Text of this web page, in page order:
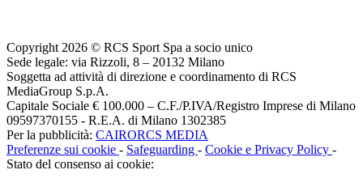
Copyright 2026 © RCS Sport Spa a socio unico
Sede legale: via Rizzoli, 8 – 20132 Milano
Soggetta ad attività di direzione e coordinamento di RCS
MediaGroup S.p.A.
Capitale Sociale € 100.000 – C.F./P.IVA/Registro Imprese di Milano
09597370155 - R.E.A. di Milano 1302385
Per la pubblicità: CAIRORCS MEDIA
Preferenze sui cookie - Safeguarding - Cookie e Privacy Policy -
Stato del consenso ai cookie: